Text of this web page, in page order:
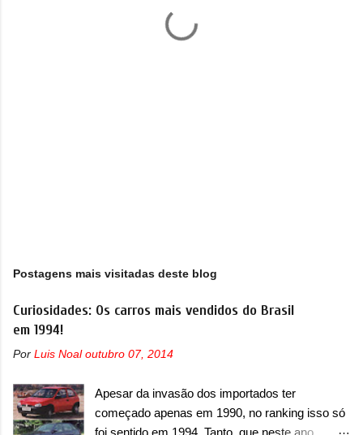
Postagens mais visitadas deste blog
Curiosidades: Os carros mais vendidos do Brasil
em 1994!
Por Luis Noal outubro 07, 2014
Apesar da invasão dos importados ter
começado apenas em 1990, no ranking isso só
foi sentido em 1994. Tanto, que neste ano,